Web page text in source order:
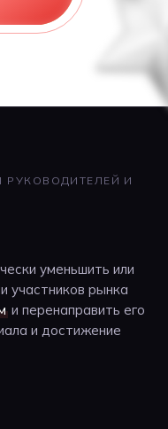
РУКОВОДИТЕЛЕЙ И
уменьшить или
участников рынка
и перенаправить его
и достижение